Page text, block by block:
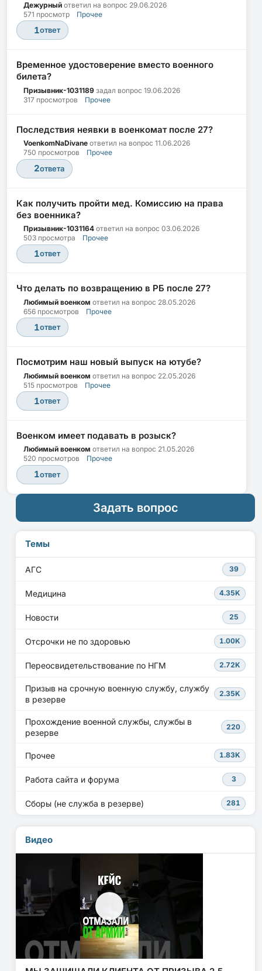
Дежурный ответил на вопрос 29.06.2026
571 просмотр
Прочее
1ответ
Временное удостоверение вместо военного
билета?
Призывник-1031189 задал вопрос 19.06.2026
317 просмотров
Прочее
Последствия неявки в военкомат после 27?
VoenkomNaDivane ответил на вопрос 11.06.2026
750 просмотров
Прочее
2ответа
Как получить пройти мед. Комиссию на права
без военника?
Призывник-1031164 ответил на вопрос 03.06.2026
503 просмотра
Прочее
1ответ
Что делать по возвращению в РБ после 27?
Любимый военком ответил на вопрос 28.05.2026
656 просмотров
Прочее
1ответ
Посмотрим наш новый выпуск на ютубе?
Любимый военком ответил на вопрос 22.05.2026
515 просмотров
Прочее
1ответ
Военком имеет подавать в розыск?
Любимый военком ответил на вопрос 21.05.2026
520 просмотров
Прочее
1ответ
Задать вопрос
Темы
АГС 39
Медицина 4.35K
Новости 25
Отсрочки не по здоровью 1.00K
Переосвидетельствование по НГМ 2.72K
Призыв на срочную военную службу, службу
в резерве
2.35K
Прохождение военной службы, службы в
резерве
220
Прочее 1.83K
Работа сайта и форума 3
Сборы (не служба в резерве) 281
Видео